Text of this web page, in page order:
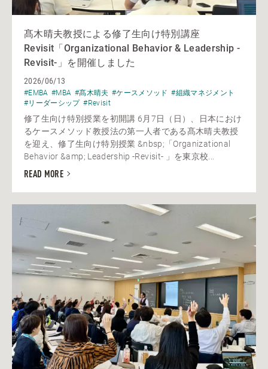
髙木晴夫教授による修了生向け特別講座
Revisit「Organizational Behavior & Leadership -
Revisit-」を開催しました
2026/06/13
#EMBA #MBA #髙木晴夫 #ケースメソッド #組織マネジメント
#リーダーシップ #Revisit
修了生向け特別授業を初開講 6月7日（日）、日本におけ
るケースメソッド教授法の第一人者である髙木晴夫教授
を迎え、修了生向け特別授業 &nbsp;「Organizational
Behavior &amp; Leadership -Revisit- 」を東京校...
READ MORE